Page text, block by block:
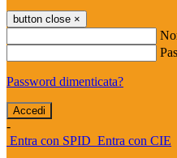
button close ×
Password dimenticata?
-
Entra con SPID Entra con CIE